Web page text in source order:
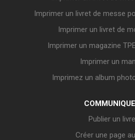
Imprimer un livret de messe
Imprimer un livret de
Imprimer un magazine
Imprimer un
Imprimez un album
Publier un livre
Créer une page